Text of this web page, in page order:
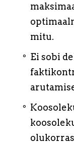
mitu.
Ei sobi